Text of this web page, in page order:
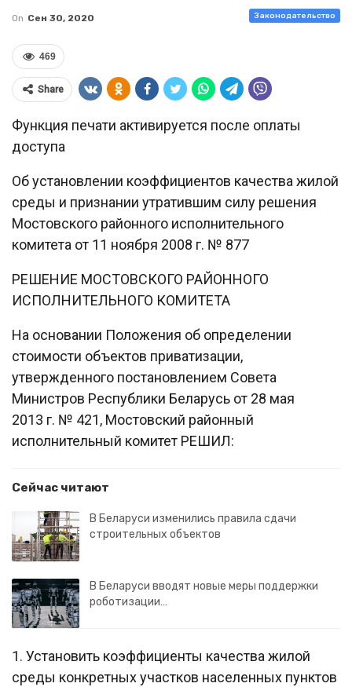
Законодательство
On Сен 30, 2020
469
Share
Функция печати активируется после оплаты
доступа
Об установлении коэффициентов качества жилой
среды и признании утратившим силу решения
Мостовского районного исполнительного
комитета от 11 ноября 2008 г. № 877
РЕШЕНИЕ МОСТОВСКОГО РАЙОННОГО
ИСПОЛНИТЕЛЬНОГО КОМИТЕТА
На основании Положения об определении
стоимости объектов приватизации,
утвержденного постановлением Совета
Министров Республики Беларусь от 28 мая
2013 г. № 421, Мостовский районный
исполнительный комитет РЕШИЛ:
Сейчас читают
В Беларуси изменились правила сдачи
строительных объектов
В Беларуси вводят новые меры поддержки
роботизации…
1. Установить коэффициенты качества жилой
среды конкретных участков населенных пунктов